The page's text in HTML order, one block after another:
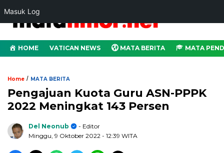
Masuk Log
HOME VATICAN NEWS MATA BERITA MATA
Home / MATA BERITA
Pengajuan Kuota Guru ASN-PPPK
2022 Meningkat 143 Persen
Del Neonub
- Editor
Minggu, 9 Oktober 2022 - 12:39 WITA